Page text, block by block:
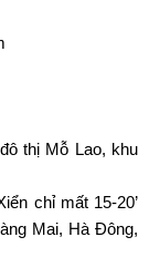
thị Mỗ Lao, khu
chỉ mất 15-20’
Mai, Hà Đông,